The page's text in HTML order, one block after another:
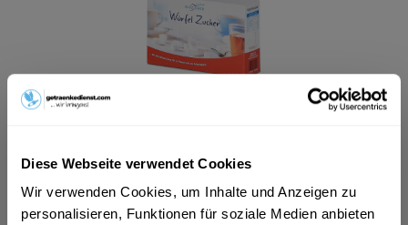
Diese Webseite verwendet Cookies
Wir verwenden Cookies, um Inhalte und Anzeigen zu
personalisieren, Funktionen für soziale Medien anbieten
inkl. MwSt.ggf. zzgl. Erschwerniszuschlag
Vorrätig